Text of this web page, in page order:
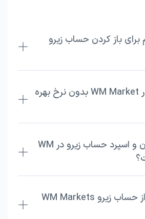
برای باز کردن حساب زیرو
🔸آیا حساب زیرو در WM Market بدون نرخ بهره
🔸حداقل کمیسیون و اسپرد حساب زیرو در WM
🔸چه کسانی باید از حساب زیرو WM Markets